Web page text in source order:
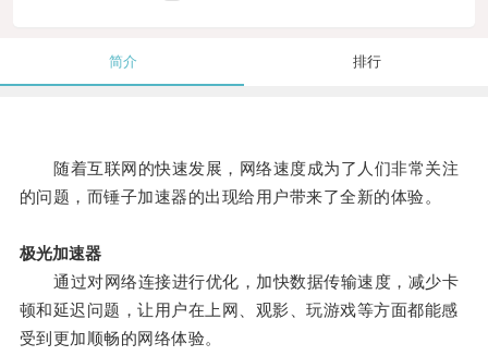
简介 排行
随着互联网的快速发展，网络速度成为了人们非常关注
的问题，而锤子加速器的出现给用户带来了全新的体验。
极光加速器
通过对网络连接进行优化，加快数据传输速度，减少卡
顿和延迟问题，让用户在上网、观影、玩游戏等方面都能感
受到更加顺畅的网络体验。